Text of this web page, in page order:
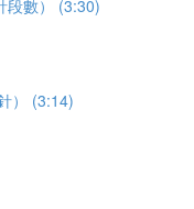
段數） (3:30)
） (3:14)